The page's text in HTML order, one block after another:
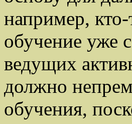
например,
обучение уже
ведущих
должно
обучения,